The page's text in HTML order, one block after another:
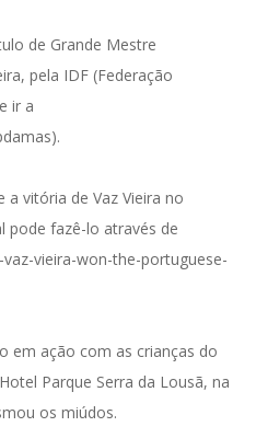
de Grande Mestre
pela IDF (Federação
ir a
a vitória de Vaz Vieira no
pode fazê-lo através de
vieira-won-the-portuguese-
em ação com as crianças do
Parque Serra da Lousã, na
os miúdos.